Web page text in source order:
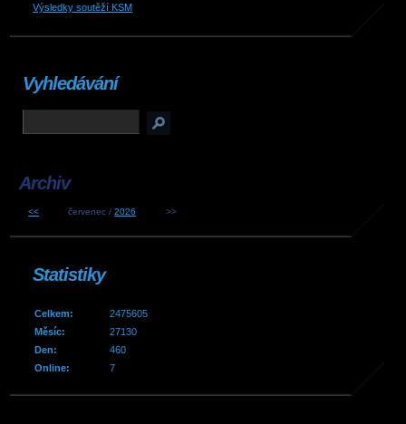
Výsledky soutěží KSM
Vyhledávání
Archiv
<< červenec /2026 >>
Statistiky
Online: 7
Celkem:
2475605
Měsíc:
27130
Den:
460